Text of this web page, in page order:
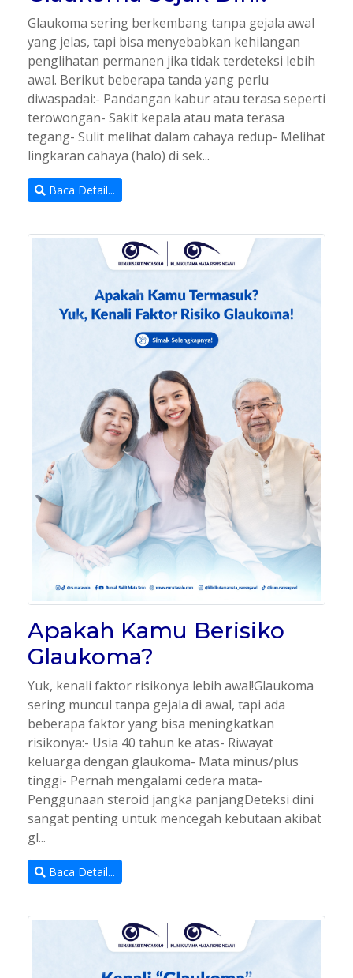
Glaukoma sering berkembang tanpa gejala awal
yang jelas, tapi bisa menyebabkan kehilangan
penglihatan permanen jika tidak terdeteksi lebih
awal. Berikut beberapa tanda yang perlu
diwaspadai:- Pandangan kabur atau terasa seperti
terowongan- Sakit kepala atau mata terasa
tegang- Sulit melihat dalam cahaya redup- Melihat
lingkaran cahaya (halo) di sek...
Baca Detail...
Apakah Kamu Berisiko
Glaukoma?
Yuk, kenali faktor risikonya lebih awal!Glaukoma
sering muncul tanpa gejala di awal, tapi ada
beberapa faktor yang bisa meningkatkan
risikonya:- Usia 40 tahun ke atas- Riwayat
keluarga dengan glaukoma- Mata minus/plus
tinggi- Pernah mengalami cedera mata-
Penggunaan steroid jangka panjangDeteksi dini
sangat penting untuk mencegah kebutaan akibat
gl...
Baca Detail...